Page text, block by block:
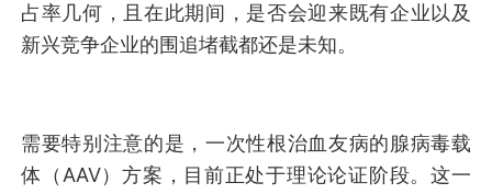
占率几何，且在此期间，是否会迎来既有企业以及
新兴竞争企业的围追堵截都还是未知。
需要特别注意的是，一次性根治血友病的腺病毒载
体（AAV）方案，目前正处于理论论证阶段。这一